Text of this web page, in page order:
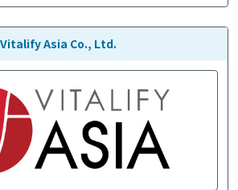
Vitalify Asia Co., Ltd.